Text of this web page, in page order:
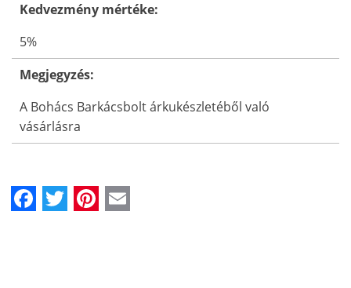
Kedvezmény mértéke:
5%
Megjegyzés:
A Bohács Barkácsbolt árkukészletéből való
vásárlásra
Facebook
TwitterPinterest